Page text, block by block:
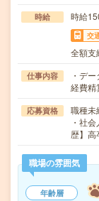
時給 時給
交
全額支
仕事内容
・デ
経費精
応募資格
職種未
・社
歴】
職場の雰囲気
年齢層